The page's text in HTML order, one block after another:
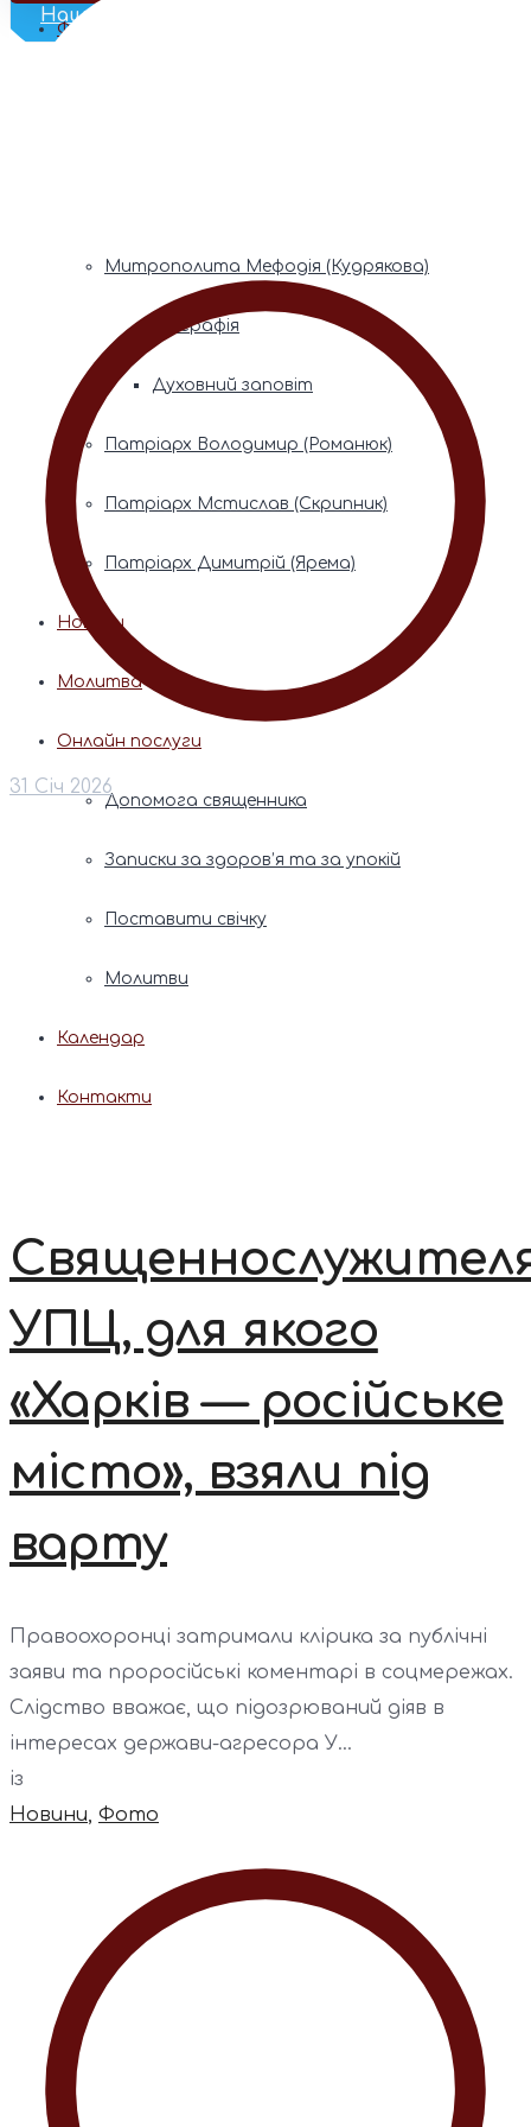
Наш Телеграм
Фонди пам’яті
Митрополита Мефодія (Кудрякова)
Біографія
Духовний заповіт
Патріарх Володимир (Романюк)
Патріарх Мстислав (Скрипник)
Патріарх Димитрій (Ярема)
Новини
Молитва
Онлайн послуги
Допомога священника
Записки за здоров’я та за упокій
Поставити свічку
Молитви
Календар
Контакти
31 Січ 2026
УПЦ, для якого
«Харків — російське
місто», взяли під
варту
Правоохоронці затримали клірика за публічні
заяви та проросійські коментарі в соцмережах.
Слідство вважає, що підозрюваний діяв в
інтересах держави-агресора У...
із
Новини, Фото